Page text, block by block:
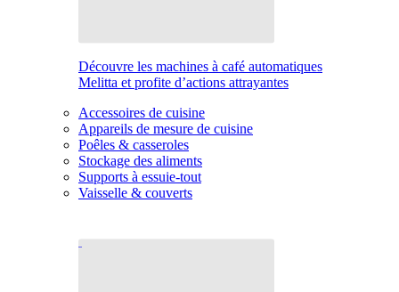
Découvre les machines à café automatiques
Melitta et profite d’actions attrayantes
Accessoires de cuisine
Appareils de mesure de cuisine
Poêles & casseroles
Stockage des aliments
Supports à essuie-tout
Vaisselle & couverts